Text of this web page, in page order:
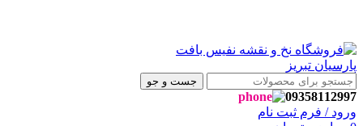
جست و جو
09358112997
ورود / فرم ثبت نام